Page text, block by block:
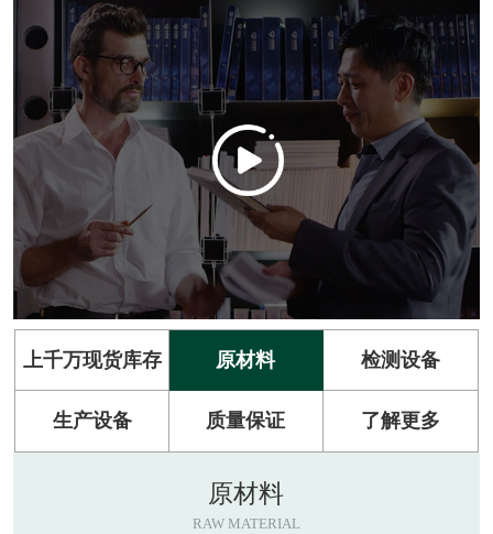
上千万现货库存 原材料 检测设备
生产设备 质量保证 了解更多
原材料
RAW MATERIAL